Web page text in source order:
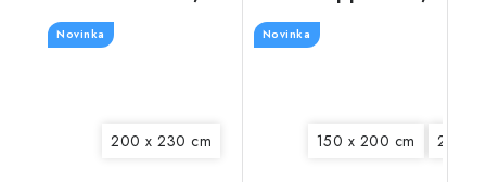
rebrovaná
Novinka
200 x 230 cm
rebrovaná
Novinka
150 x 200 cm 200 x